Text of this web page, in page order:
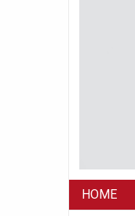
HOME